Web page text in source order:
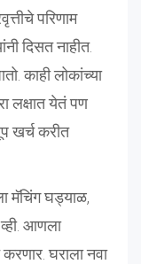
परिणाम
दिसत नाहीत.
काही लोकांच्या
लक्षात येतं पण
खर्च करीत
मॅचिंग घड्याळ,
आणला
घराला नवा